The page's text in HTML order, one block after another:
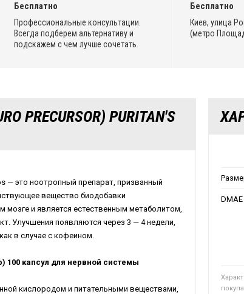
Бесплатно
Профессиональные консультации.
Всегда подберем альтернативу и
подскажем с чем лучше сочетать.
Бесплатно
Киев, улица
(метро
PRECURSOR) PURITAN'S
— это ноотропный препарат, призванный
вещество биодобавки
и является естественным метаболитом,
Улучшения появляются через 3 — 4 недели,
в случае с кофеином.
капсул для нервной системы
кислородом и питательными веществами,
DMAE